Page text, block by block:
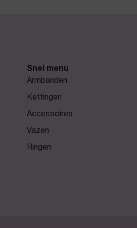
Snel menu
Armbanden
Kettingen
Accessoires
Vazen
Ringen